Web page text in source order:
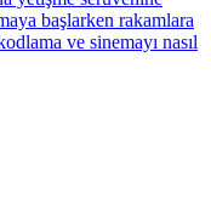
başlarken rakamlara
ve sinemayı nasıl